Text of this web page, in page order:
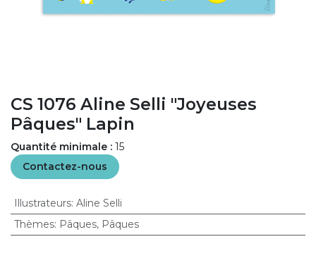
CS 1076 Aline Selli "Joyeuses
Pâques" Lapin
Quantité minimale : 15
Contactez-nous
Illustrateurs: Aline Selli
Thèmes: Pâques, Pâques